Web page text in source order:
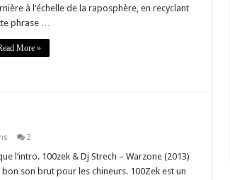
à l’échelle de la raposphère, en recyclant
phrase …
More »
2
l’intro. 100zek & Dj Strech – Warzone (2013)
bon son brut pour les chineurs. 100Zek est un